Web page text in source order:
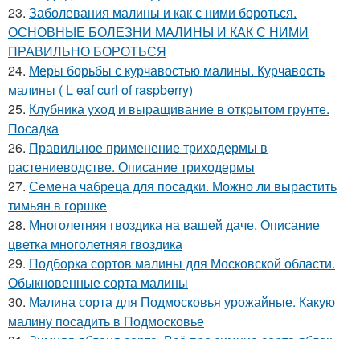
23. Заболевания малины и как с ними бороться.
ОСНОВНЫЕ БОЛЕЗНИ МАЛИНЫ И КАК С НИМИ
ПРАВИЛЬНО БОРОТЬСЯ
24. Меры борьбы с курчавостью малины. Курчавость
малины ( L eaf curl of raspberry)
25. Клубника уход и выращивание в открытом грунте.
Посадка
26. Правильное применение триходермы в
растениеводстве. Описание триходермы
27. Семена чабреца для посадки. Можно ли вырастить
тимьян в горшке
28. Многолетняя гвоздика на вашей даче. Описание
цветка многолетняя гвоздика
29. Подборка сортов малины для Московской области.
Обыкновенные сорта малины
30. Малина сорта для Подмосковья урожайные. Какую
малину посадить в Подмосковье